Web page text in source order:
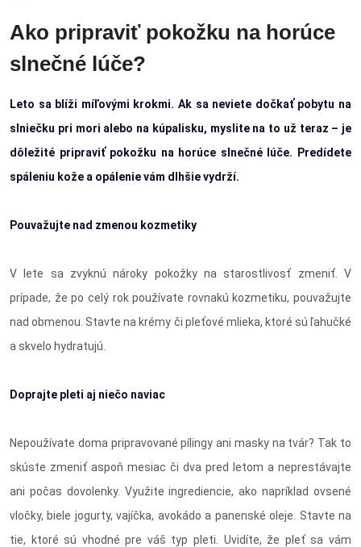
Ako pripraviť pokožku na horúce
slnečné lúče?
Leto sa blíži míľovými krokmi. Ak sa neviete dočkať pobytu na
slniečku pri mori alebo na kúpalisku, myslite na to už teraz – je
dôležité pripraviť pokožku na horúce slnečné lúče. Predídete
spáleniu kože a opálenie vám dlhšie vydrží.
Pouvažujte nad zmenou kozmetiky
V lete sa zvyknú nároky pokožky na starostlivosť zmeniť. V
prípade, že po celý rok používate rovnakú kozmetiku, pouvažujte
nad obmenou. Stavte na krémy či pleťové mlieka, ktoré sú ľahučké
a skvelo hydratujú.
Doprajte pleti aj niečo naviac
Nepoužívate doma pripravované pílingy ani masky na tvár? Tak to
skúste zmeniť aspoň mesiac či dva pred letom a neprestávajte
ani počas dovolenky. Využite ingrediencie, ako napríklad ovsené
vločky, biele jogurty, vajíčka, avokádo a panenské oleje. Stavte na
tie, ktoré sú vhodné pre váš typ pleti. Uvidíte, že pleť sa vám